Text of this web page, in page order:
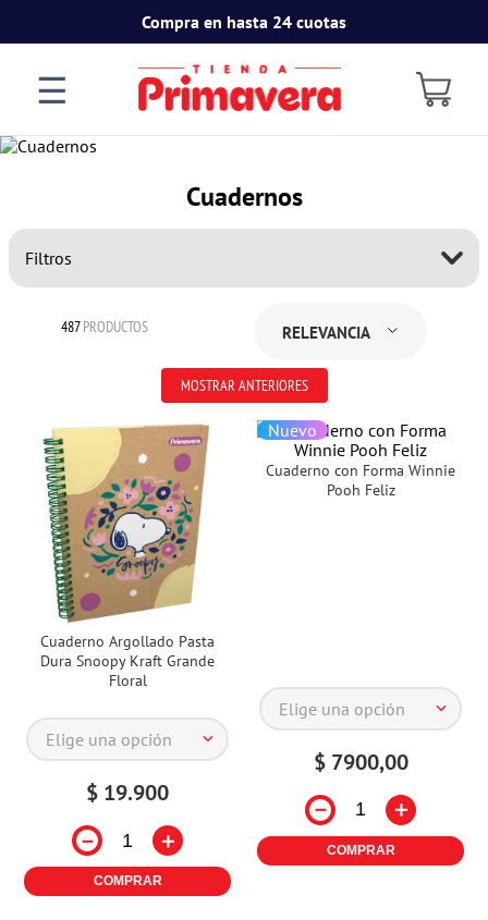
Compra en hasta 24 cuotas
☰
Cuadernos
Filtros
487PRODUCTOS RELEVANCIA
MOSTRAR ANTERIORES
Cuaderno Argollado Pasta
Dura Snoopy Kraft Grande
Floral
Elige una opción
$ 19.900
－ ＋
COMPRAR
Nuevo
Cuaderno con Forma Winnie
Pooh Feliz
Elige una opción
$ 7900,00
－ ＋
COMPRAR